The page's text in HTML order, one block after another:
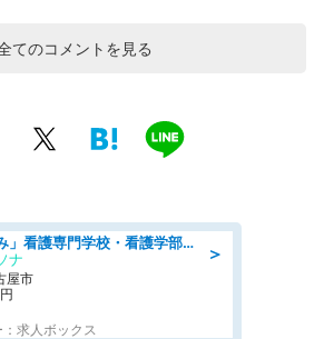
てのコメントを見る
＞
「土日祝休み」看護専門学校・看護学部での教員業務/高時給/要資格:保健師、正看護師
ナ
屋市
求人ボックス